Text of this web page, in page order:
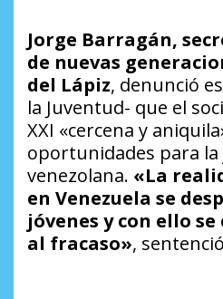
Jorge Barragán,
de nuevas
del Lápiz, denunció
la Juventud- que el
XXI «cercena y
oportunidades para
venezolana. «La
en Venezuela se
jóvenes y con ello
al fracaso»,